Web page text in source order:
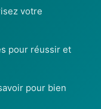
votre
pour réussir et
pour bien